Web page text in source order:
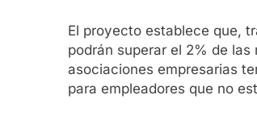
El proyecto establece que,
podrán superar el 2% de
asociaciones empresarias
para empleadores que no